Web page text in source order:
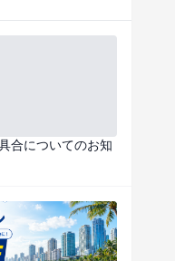
合についてのお知